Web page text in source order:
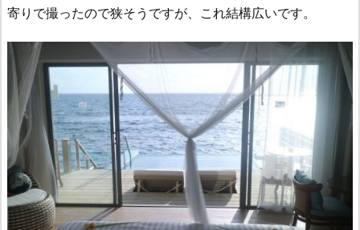
寄りで撮ったので狭そうですが、これ結構広いです。